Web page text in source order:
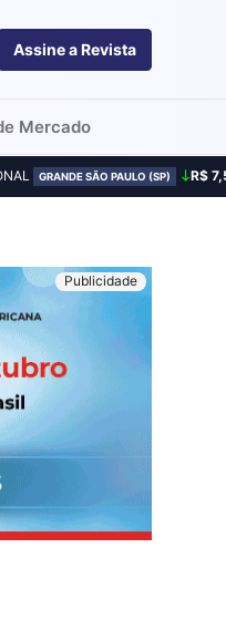
Assine a Revista
Mercado
GRANDE SÃO PAULO (SP) R$